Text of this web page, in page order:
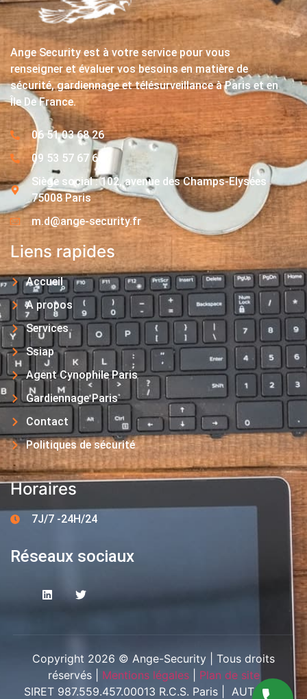
Ange Security est à votre service pour vous
renseigner et évaluer vos besoins en matière de
sécurité, gardiennage et télésurveillance à Paris et en
Île De France.
06 51 03 68 26
09 53 57 67 63
Siège social : 102, avenue des Champs-Elysées
75008 Paris
m.d@ange-security.fr
Liens rapides
Accueil
A propos
Services
Ssiap
Agent Cynophile Paris
Gardiennage Paris
Contact
Politiques de sécurité
Horaires
7J/7 -24H/24
Réseaux sociaux
Copyright 2026 © Ange-Security | Tous droits
réservés | Mentions légales| Plan de site
SIRET 987.559.457.00013 R.C.S. Paris | AUT-094-